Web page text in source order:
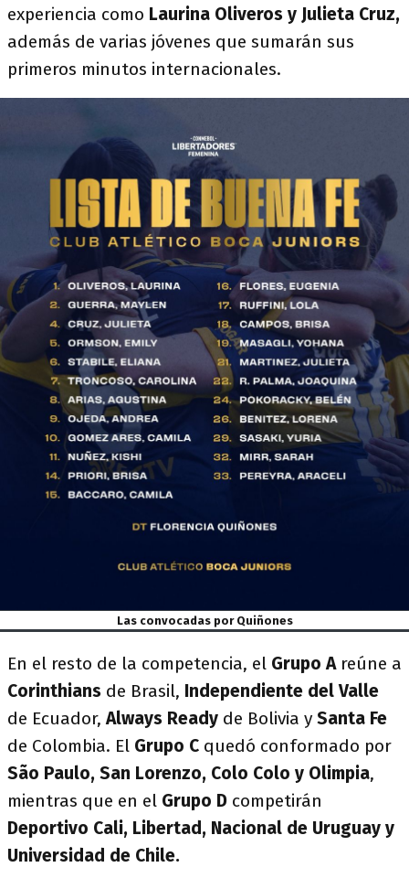
experiencia como Laurina Oliveros y Julieta Cruz,
además de varias jóvenes que sumarán sus
primeros minutos internacionales.
Las convocadas por Quiñones
En el resto de la competencia, el Grupo A reúne a
Corinthians de Brasil, Independiente del Valle
de Ecuador,Always Ready de Bolivia y Santa Fe
de Colombia. El Grupo C quedó conformado por
São Paulo, San Lorenzo, Colo Colo y Olimpia,
mientras que en el Grupo D competirán
Deportivo Cali, Libertad, Nacional de Uruguay y
Universidad de Chile.